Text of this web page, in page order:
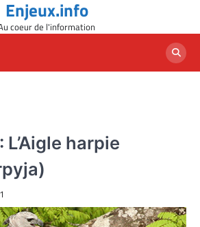
Enjeux.info
coeur de l'information
L’Aigle harpie